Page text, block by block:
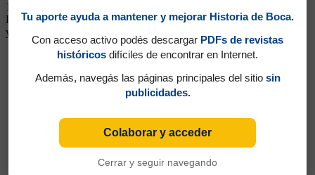
1993). Surgido de las inferiores. Siguió jugando en Estudiantes de
La Plata, Gimnasia de Jujuy, San Lorenzo, San Martín de Tucumán
y Estudiantes de Buenos Aires.
Tu aporte ayuda a mantener y mejorar Historia de Boca.
Con acceso activo podés descargar PDFs de revistas
históricos difíciles de encontrar en Internet.
Además, navegás las páginas principales del sitio sin
publicidades.
Colaborar y acceder
Cerrar y seguir navegando